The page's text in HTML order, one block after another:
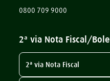
0800 709 9000
2ª via Nota Fiscal/
2ª via Nota Fiscal